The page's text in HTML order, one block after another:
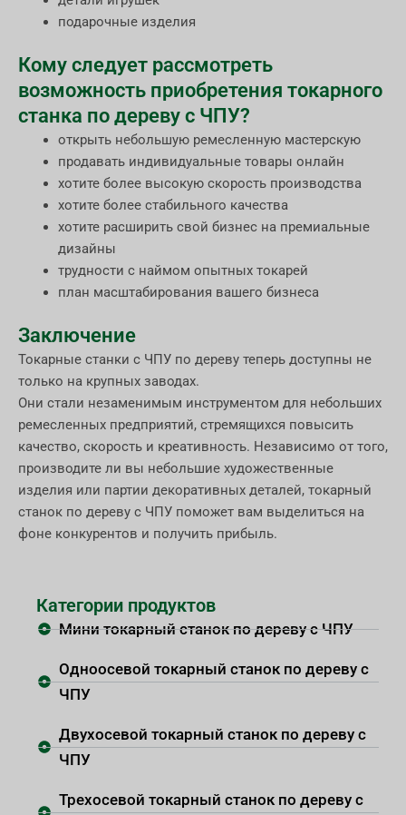
подарочные изделия
Кому следует рассмотреть
возможность приобретения токарного
станка по дереву с ЧПУ?
открыть небольшую ремесленную мастерскую
продавать индивидуальные товары онлайн
хотите более высокую скорость производства
хотите более стабильного качества
хотите расширить свой бизнес на премиальные
дизайны
трудности с наймом опытных токарей
план масштабирования вашего бизнеса
Заключение
Токарные станки с ЧПУ по дереву теперь доступны не
только на крупных заводах.
Они стали незаменимым инструментом для небольших
ремесленных предприятий, стремящихся повысить
качество, скорость и креативность. Независимо от того,
производите ли вы небольшие художественные
изделия или партии декоративных деталей, токарный
станок по дереву с ЧПУ поможет вам выделиться на
фоне конкурентов и получить прибыль.
Категории продуктов
Мини токарный станок по дереву с ЧПУ
Одноосевой токарный станок по дереву с
ЧПУ
Двухосевой токарный станок по дереву с
ЧПУ
Трехосевой токарный станок по дереву с